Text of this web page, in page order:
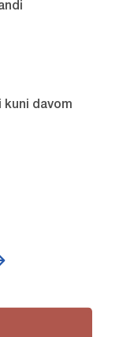
davom